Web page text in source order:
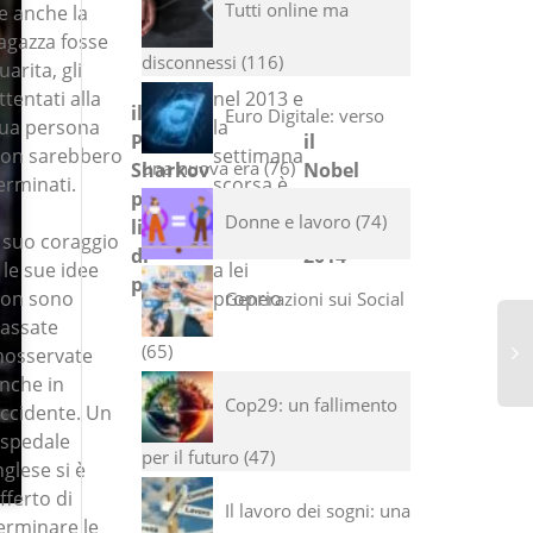
anche la
fosse
gli
alla
persona
sarebbero
suo coraggio
le sue idee
sono
in
Un
si è
di
le
il
Premio
Sharkov
per la
libertà
di
pensiero
nel 2013 e
la
settimana
scorsa è
stato
destinato
a lei
proprio
il
Nobel
Pace
2014
Tutti online ma
disconnessi 116
Euro Digitale: verso
una nuova era 76
Donne e lavoro 74
Generazioni sui Social
65
Cop29: un fallimento
per il futuro 47
Il lavoro dei sogni: una